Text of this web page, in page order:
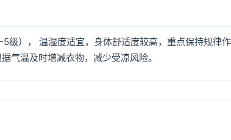
）， 温湿度适宜，身体舒适度较高，重点保持规律
气温及时增减衣物，减少受凉风险。